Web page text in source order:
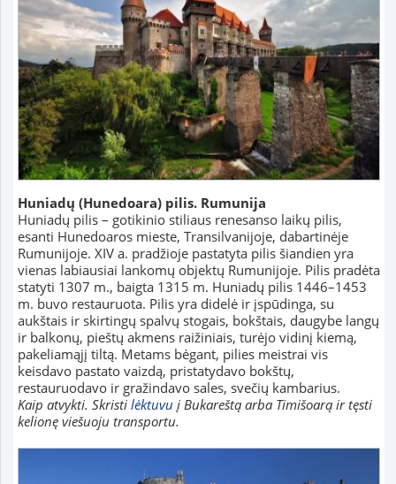
Huniadų (Hunedoara) pilis. Rumunija
Huniadų pilis – gotikinio stiliaus renesanso laikų pilis,
esanti Hunedoaros mieste, Transilvanijoje, dabartinėje
Rumunijoje. XIV a. pradžioje pastatyta pilis šiandien yra
vienas labiausiai lankomų objektų Rumunijoje. Pilis pradėta
statyti 1307 m., baigta 1315 m. Huniadų pilis 1446–1453
m. buvo restauruota. Pilis yra didelė ir įspūdinga, su
aukštais ir skirtingų spalvų stogais, bokštais, daugybe langų
ir balkonų, pieštų akmens raižiniais, turėjo vidinį kiemą,
pakeliamąjį tiltą. Metams bėgant, pilies meistrai vis
keisdavo pastato vaizdą, pristatydavo bokštų,
restauruodavo ir gražindavo sales, svečių kambarius.
Kaip atvykti. Skristi lėktuvu į Bukareštą arba Timišoarą ir tęsti
kelionę viešuoju transportu.